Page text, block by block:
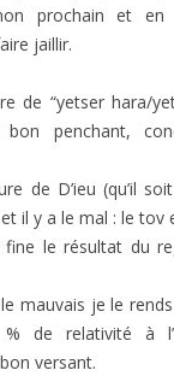
prochain et en
jaillir.
de “yetser hara/
penchant,
de D’ieu (qu’il
il y a le mal : le tov
le résultat du
mauvais je le
de relativité à
versant.